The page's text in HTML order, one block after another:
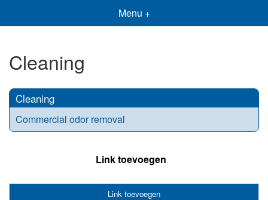
Menu +
Cleaning
Cleaning
Commercial odor removal
Link toevoegen
Link toevoegen